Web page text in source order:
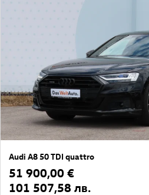
Audi A8 50 TDI quattro
51 900,00 €
101 507,58 лв.